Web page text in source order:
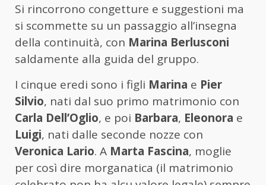
Si rincorrono congetture e suggestioni ma
si scommette su un passaggio all’insegna
della continuità, con Marina Berlusconi
saldamente alla guida del gruppo.
I cinque eredi sono i figli Marina e Pier
Silvio, nati dal suo primo matrimonio con
Carla Dell’Oglio, e poi Barbara, Eleonora e
Luigi, nati dalle seconde nozze con
Veronica Lario. A Marta Fascina, moglie
per così dire morganatica (il matrimonio